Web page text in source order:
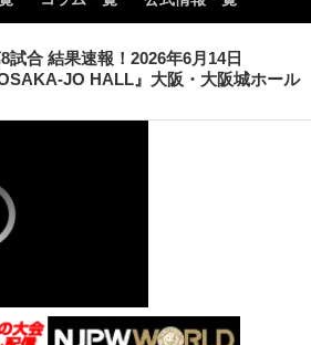
試合 結果速報！2026年6月14日
JO HALL』大阪・大阪城ホール